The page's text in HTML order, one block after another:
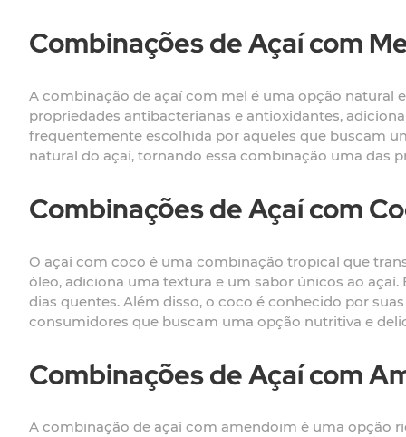
Combinações de Açaí com
A combinação de açaí com mel é uma opção natural
propriedades antibacterianas e antioxidantes,
frequentemente escolhida por aqueles que buscam
natural do açaí, tornando essa combinação uma das
Combinações de Açaí com
O açaí com coco é uma combinação tropical que
óleo, adiciona uma textura e um sabor únicos ao
dias quentes. Além disso, o coco é conhecido por
consumidores que buscam uma opção nutritiva e
Combinações de Açaí com
A combinação de açaí com amendoim é uma opção